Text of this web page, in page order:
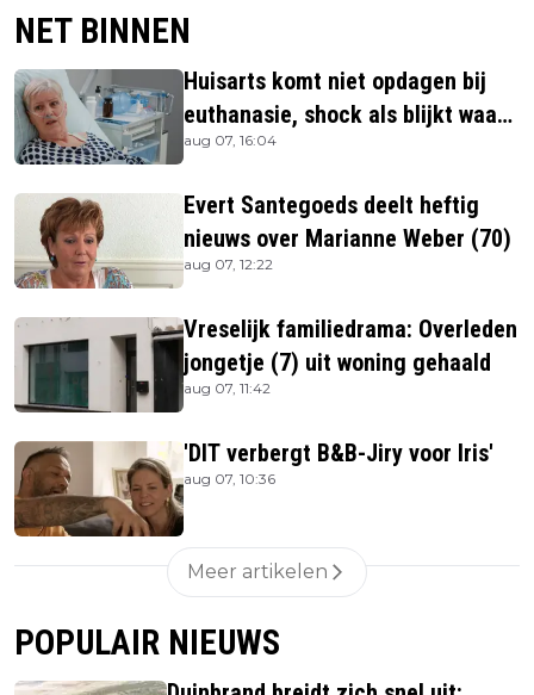
NET BINNEN
Huisarts komt niet opdagen bij
euthanasie, shock als blijkt waar
ze is
aug 07, 16:04
Evert Santegoeds deelt heftig
nieuws over Marianne Weber (70)
aug 07, 12:22
Vreselijk familiedrama: Overleden
jongetje (7) uit woning gehaald
aug 07, 11:42
'DIT verbergt B&B-Jiry voor Iris'
aug 07, 10:36
Meer artikelen
POPULAIR NIEUWS